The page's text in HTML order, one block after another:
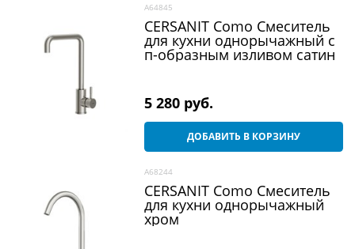
A64845
CERSANIT Como Смеситель
для кухни однорычажный с
п-образным изливом сатин
5 280 руб.
ДОБАВИТЬ В КОРЗИНУ
A68244
CERSANIT Como Смеситель
для кухни однорычажный
хром